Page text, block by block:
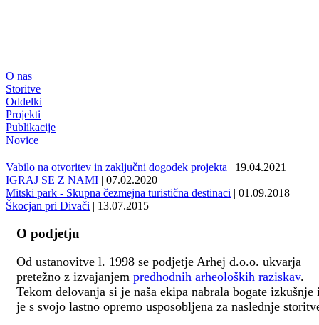
O nas
Storitve
Oddelki
Projekti
Publikacije
Novice
Vabilo na otvoritev in zaključni dogodek projekta | 19.04.2021
IGRAJ SE Z NAMI | 07.02.2020
Mitski park - Skupna čezmejna turistična destinaci | 01.09.2018
Škocjan pri Divači | 13.07.2015
O podjetju
Od ustanovitve l. 1998 se podjetje Arhej d.o.o. ukvarja
pretežno z izvajanjem predhodnih arheoloških raziskav.
Tekom delovanja si je naša ekipa nabrala bogate izkušnje
je s svojo lastno opremo usposobljena za naslednje